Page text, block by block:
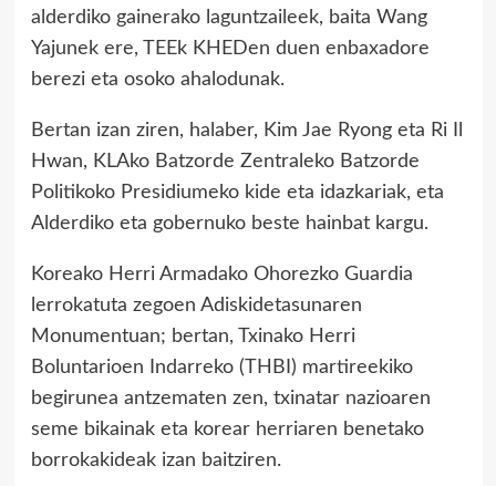
alderdiko gainerako laguntzaileek, baita Wang
Yajunek ere, TEEk KHEDen duen enbaxadore
berezi eta osoko ahalodunak.
Bertan izan ziren, halaber, Kim Jae Ryong eta Ri Il
Hwan, KLAko Batzorde Zentraleko Batzorde
Politikoko Presidiumeko kide eta idazkariak, eta
Alderdiko eta gobernuko beste hainbat kargu.
Koreako Herri Armadako Ohorezko Guardia
lerrokatuta zegoen Adiskidetasunaren
Monumentuan; bertan, Txinako Herri
Boluntarioen Indarreko (THBI) martireekiko
begirunea antzematen zen, txinatar nazioaren
seme bikainak eta korear herriaren benetako
borrokakideak izan baitziren.